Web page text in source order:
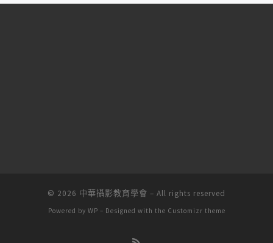
© 2026 中華攝影教育學會 – All rights reserved
Powered by WP – Designed with the Customizr theme